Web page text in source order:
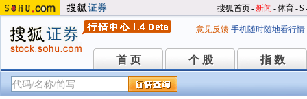
搜狐首页-新闻 -体育-S
意见反馈 手机随时随地看行情
首 页
首 页 个 股
个 股 指 数
指 数